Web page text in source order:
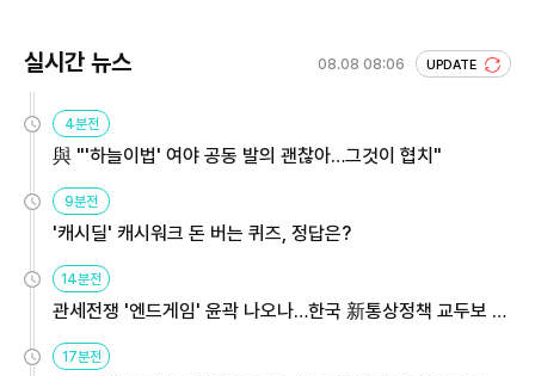
실시간 뉴스 08.08 08:06 UPDATE
4분전
與 "'하늘이법' 여야 공동 발의 괜찮아…그것이 협치"
9분전
'캐시딜' 캐시워크 돈 버는 퀴즈, 정답은?
14분전
관세전쟁 '엔드게임' 윤곽 나오나…한국 新통상정책 교두보 활
용해야
17분전